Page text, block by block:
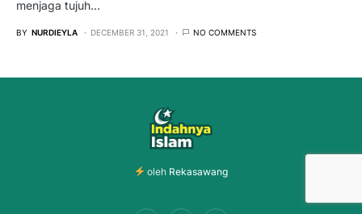
menjaga tujuh…
BY NURDIEYLA DECEMBER 31, 2021 NO COMMENTS
oleh Rekasawang